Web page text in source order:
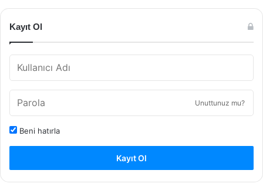
Kayıt Ol
Unuttunuz mu?
Beni hatırla
Kayıt Ol